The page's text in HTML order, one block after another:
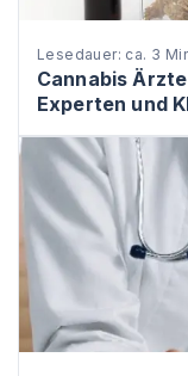
Lesedauer: ca. 3
Cannabis
Experten und